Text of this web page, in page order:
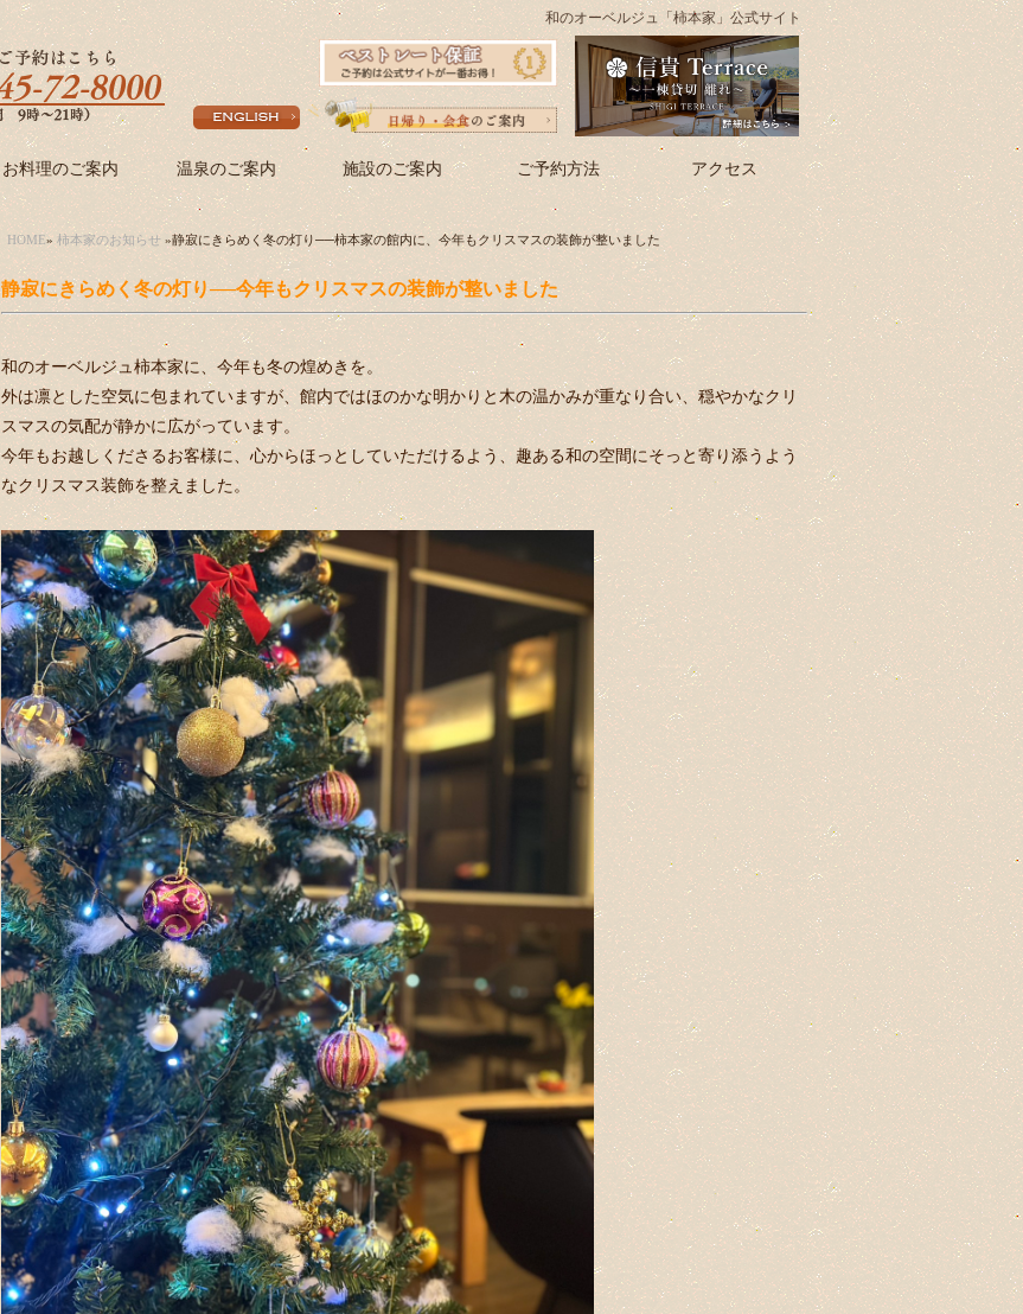
和のオーベルジュ「柿本家」公式サイト
お料理のご案内 温泉のご案内 施設のご案内 ご予約方法 アクセス
HOME»柿本家のお知らせ »静寂にきらめく冬の灯り──柿本家の館内に、今年もクリスマスの装飾が整いました
静寂にきらめく冬の灯り──今年もクリスマスの装飾が整いました
和のオーベルジュ柿本家に、今年も冬の煌めきを。
外は凛とした空気に包まれていますが、館内ではほのかな明かりと木の温かみが重なり合い、穏やかなクリ
スマスの気配が静かに広がっています。
今年もお越しくださるお客様に、心からほっとしていただけるよう、趣ある和の空間にそっと寄り添うよう
なクリスマス装飾を整えました。